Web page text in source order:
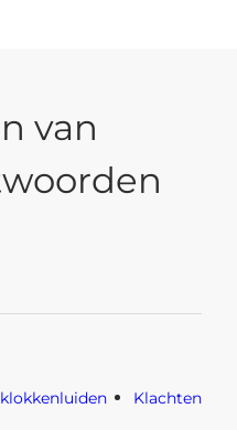
van
klokkenluiden Klachten